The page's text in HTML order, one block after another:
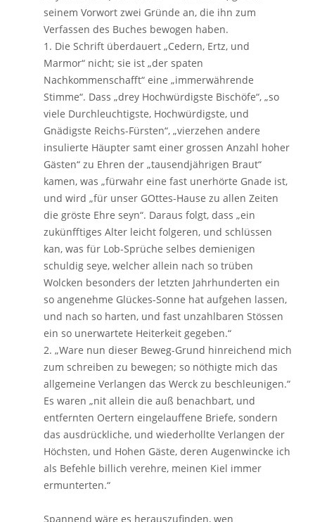
seinem Vorwort zwei Gründe an, die ihn zum
Verfassen des Buches bewogen haben.
1. Die Schrift überdauert „Cedern, Ertz, und
Marmor“ nicht; sie ist „der spaten
Nachkommenschafft“ eine „immerwährende
Stimme“. Dass „drey Hochwürdigste Bischöfe“, „so
viele Durchleuchtigste, Hochwürdigste, und
Gnädigste Reichs-Fürsten“, „vierzehen andere
insulierte Häupter samt einer grossen Anzahl hoher
Gästen“ zu Ehren der „tausendjährigen Braut“
kamen, was „fürwahr eine fast unerhörte Gnade ist,
und wird „für unser GOttes-Hause zu allen Zeiten
die gröste Ehre seyn“. Daraus folgt, dass „ein
zukünfftiges Alter leicht folgeren, und schlüssen
kan, was für Lob-Sprüche selbes demienigen
schuldig seye, welcher allein nach so trüben
Wolcken besonders der letzten Jahrhunderten ein
so angenehme Glückes-Sonne hat aufgehen lassen,
und nach so harten, und fast unzahlbaren Stössen
ein so unerwartete Heiterkeit gegeben.“
2. „Ware nun dieser Beweg-Grund hinreichend mich
zum schreiben zu bewegen; so nöthigte mich das
allgemeine Verlangen das Werck zu beschleunigen.“
Es waren „nit allein die auß benachbart, und
entfernten Oertern eingelauffene Briefe, sondern
das ausdrückliche, und wiederhollte Verlangen der
Höchsten, und Hohen Gäste, deren Augenwincke ich
als Befehle billich verehre, meinen Kiel immer
ermunterten.“
Spannend wäre es herauszufinden, wen